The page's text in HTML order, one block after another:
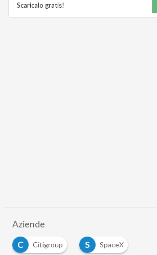
Scaricalo gratis!
Aziende
C
Citigroup S SpaceX